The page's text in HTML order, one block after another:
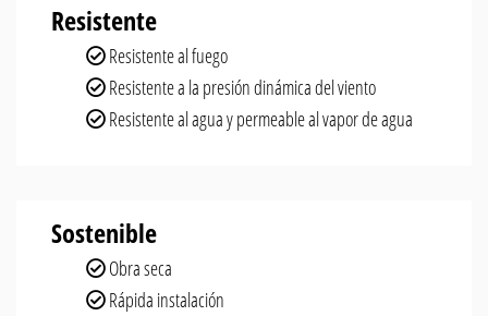
Resistente
Resistente al fuego
Resistente a la presión dinámica del viento
Resistente al agua y permeable al vapor de agua
Sostenible
Obra seca
Rápida instalación